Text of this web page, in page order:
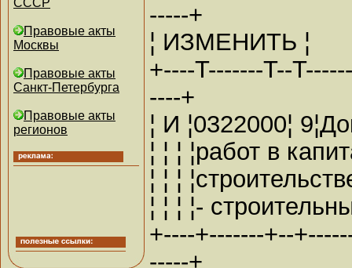
СССР
Правовые акты
Москвы
Правовые акты
Санкт-Петербурга
Правовые акты
регионов
-----+
¦ ИЗМЕНИТЬ ¦
+----T-------T--
----+
¦ И ¦0322000¦
¦ ¦ ¦ ¦работ в
¦ ¦ ¦
¦ ¦ ¦ ¦-
+----+-------+--
-----+